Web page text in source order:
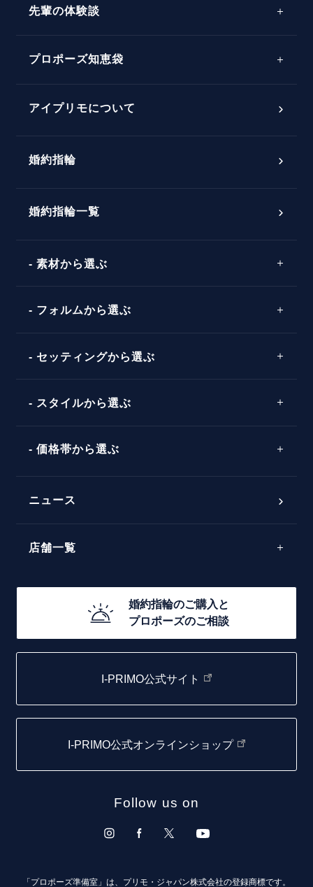
プロポーズアイテム
パーフェクトプロポーズリング
婚約指輪マッチング診断
先輩の体験談
プロポーズ知恵袋
ダイヤモンドの品質とは？
タイミング
言葉
アイプリモについて
婚約指輪
婚約指輪一覧
素材から選ぶ
プラチナ
コンビネーション
フォルムから選ぶ
ストレートライン
セッティングから選ぶ
ソリテール
ラインメレ
スタイルから選ぶ
シンプル
モード
エレガント
価格帯から選ぶ
30万円台～
20万円台～
10万円台～
ニュース
店舗一覧
函館店
取扱店)エヴァンスブライダル 旭川本店
仙台店
青森店
婚約指輪のご購入と
プロポーズのご相談
I-PRIMO公式サイト
I-PRIMO公式オンラインショップ
Follow us on
「プロポーズ準備室」は、プリモ・ジャパン株式会社の登録商標です。